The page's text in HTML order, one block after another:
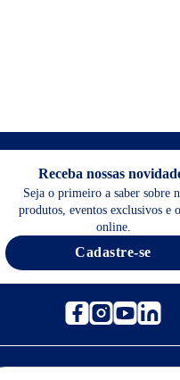
Receba nossas
Seja o primeiro a saber sobre
produtos, eventos exclusivos e
online.
Cadastre-se